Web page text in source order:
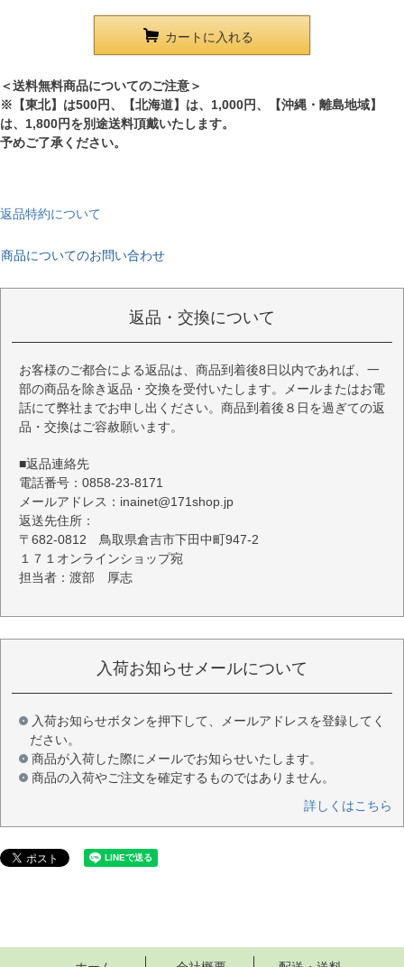
カートに入れる
＜送料無料商品についてのご注意＞
※【東北】は500円、【北海道】は、1,000円、【沖縄・離島地域】
は、1,800円を別途送料頂戴いたします。
予めご了承ください。
返品特約について
商品についてのお問い合わせ
返品・交換について
お客様のご都合による返品は、商品到着後8日以内であれば、一
部の商品を除き返品・交換を受付いたします。メールまたはお電
話にて弊社までお申し出ください。商品到着後８日を過ぎての返
品・交換はご容赦願います。
■返品連絡先
電話番号：0858-23-8171
メールアドレス：inainet@171shop.jp
返送先住所：
〒682-0812 鳥取県倉吉市下田中町947-2
１７１オンラインショップ宛
担当者：渡部 厚志
入荷お知らせメールについて
入荷お知らせボタンを押下して、メールアドレスを登録してく
ださい。
商品が入荷した際にメールでお知らせいたします。
商品の入荷やご注文を確定するものではありません。
詳しくはこちら